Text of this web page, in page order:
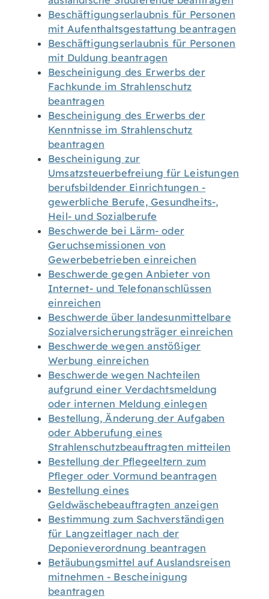
Beschäftigungserlaubnis für Personen
mit Aufenthaltsgestattung beantragen
Beschäftigungserlaubnis für Personen
mit Duldung beantragen
Bescheinigung des Erwerbs der
Fachkunde im Strahlenschutz
beantragen
Bescheinigung des Erwerbs der
Kenntnisse im Strahlenschutz
beantragen
Bescheinigung zur
Umsatzsteuerbefreiung für Leistungen
berufsbildender Einrichtungen -
gewerbliche Berufe, Gesundheits-,
Heil- und Sozialberufe
Beschwerde bei Lärm- oder
Geruchsemissionen von
Gewerbebetrieben einreichen
Beschwerde gegen Anbieter von
Internet- und Telefonanschlüssen
einreichen
Beschwerde über landesunmittelbare
Sozialversicherungsträger einreichen
Beschwerde wegen anstößiger
Werbung einreichen
Beschwerde wegen Nachteilen
aufgrund einer Verdachtsmeldung
oder internen Meldung einlegen
Bestellung, Änderung der Aufgaben
oder Abberufung eines
Strahlenschutzbeauftragten mitteilen
Bestellung der Pflegeeltern zum
Pfleger oder Vormund beantragen
Bestellung eines
Geldwäschebeauftragten anzeigen
Bestimmung zum Sachverständigen
für Langzeitlager nach der
Deponieverordnung beantragen
Betäubungsmittel auf Auslandsreisen
mitnehmen - Bescheinigung
beantragen